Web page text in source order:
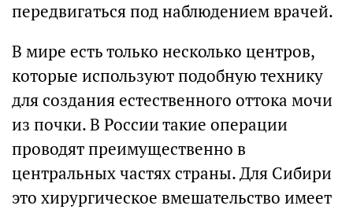
передвигаться под наблюдением врачей.
В мире есть только несколько центров,
которые используют подобную технику
для создания естественного оттока мочи
из почки. В России такие операции
проводят преимущественно в
центральных частях страны. Для Сибири
это хирургическое вмешательство имеет